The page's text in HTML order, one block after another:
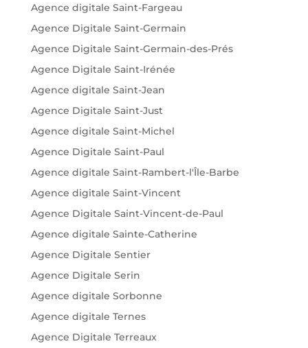
Agence digitale Saint-Fargeau
Agence Digitale Saint-Germain
Agence Digitale Saint-Germain-des-Prés
Agence Digitale Saint-Irénée
Agence digitale Saint-Jean
Agence Digitale Saint-Just
Agence digitale Saint-Michel
Agence Digitale Saint-Paul
Agence digitale Saint-Rambert-l'Île-Barbe
Agence digitale Saint-Vincent
Agence Digitale Saint-Vincent-de-Paul
Agence digitale Sainte-Catherine
Agence Digitale Sentier
Agence Digitale Serin
Agence digitale Sorbonne
Agence digitale Ternes
Agence Digitale Terreaux